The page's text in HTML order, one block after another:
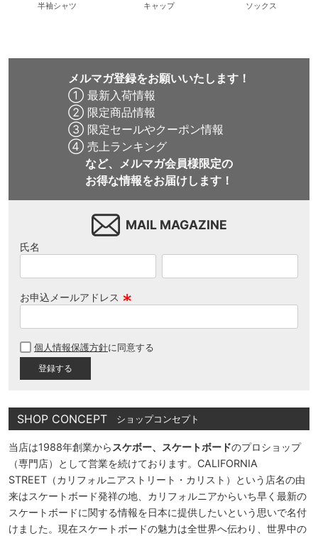
半袖シャツ キャップ ソックス
メルマガ登録をお願いいたします！
① 最新入荷情報
② 限定商品情報
③ 限定セールやクーポン情報
④ 売上ランキング
など、メルマガ会員様限定の
お得な情報をお届けします！
MAIL MAGAZINE
氏名
お申込メールアドレス
須
個人情報保護方針に同意する
SHOP CONCEPT ショップコンセプト
当店は1988年創業からスケボー、スケートボードのプロショップ
（専門店）として営業を続けております。CALIFORNIA
STREET（カリフォルニアストリート・カリスト）という店名の由
来はスケートボード発祥の地、カリフォルニアからいち早く最新の
スケートボードに関する情報を日本に提供したいという思いで名付
けました。現在スケートボードの魅力は全世界へ伝わり、世界中の